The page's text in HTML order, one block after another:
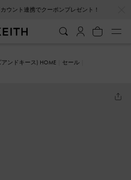
ウント連携でクーポンプレゼント！
アンドキース) HOME
セール